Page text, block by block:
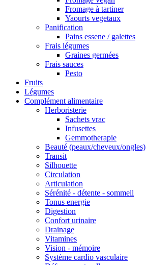
Fromage à tartiner
Yaourts vegetaux
Panification
Pains essene / galettes
Frais légumes
Graines germées
Frais sauces
Pesto
Fruits
Légumes
Complément alimentaire
Herboristerie
Sachets vrac
Infusettes
Gemmotherapie
Beauté (peaux/cheveux/ongles)
Transit
Silhouette
Circulation
Articulation
Sérénité - détente - sommeil
Tonus energie
Digestion
Confort urinaire
Drainage
Vitamines
Vision - mémoire
Système cardio vasculaire